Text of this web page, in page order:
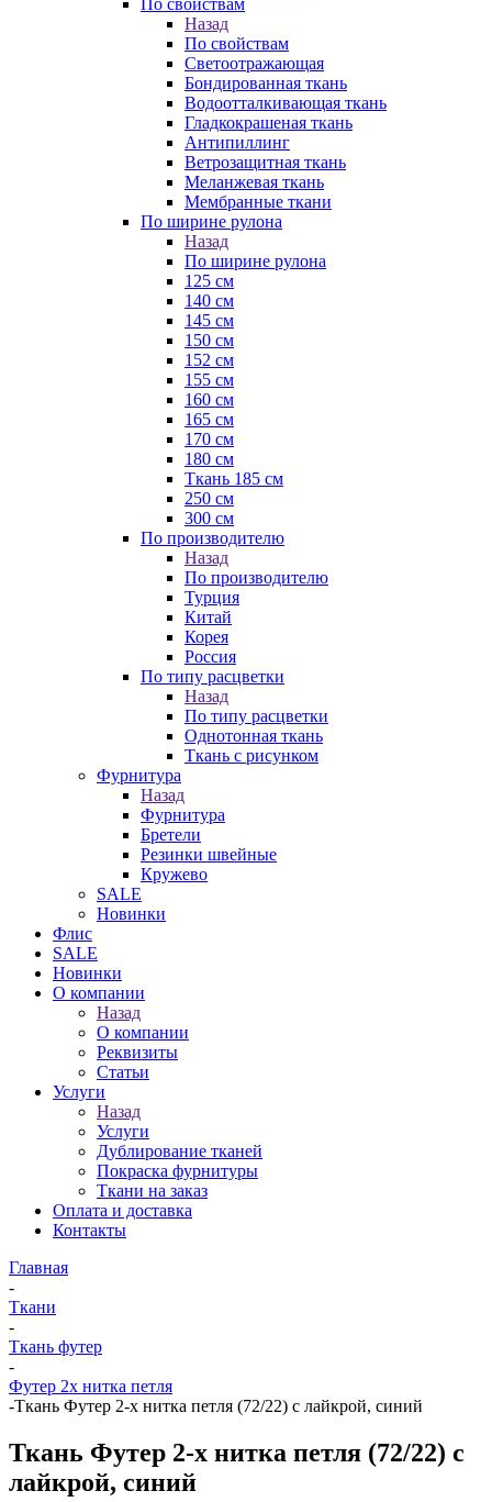
По свойствам
Назад
По свойствам
Светоотражающая
Бондированная ткань
Водоотталкивающая ткань
Гладкокрашеная ткань
Антипиллинг
Ветрозащитная ткань
Меланжевая ткань
Мембранные ткани
По ширине рулона
Назад
По ширине рулона
125 см
140 см
145 см
150 см
152 см
155 см
160 см
165 см
170 см
180 см
Ткань 185 см
250 см
300 см
По производителю
Назад
По производителю
Турция
Китай
Корея
Россия
По типу расцветки
Назад
По типу расцветки
Однотонная ткань
Ткань с рисунком
Фурнитура
Назад
Фурнитура
Бретели
Резинки швейные
Кружево
SALE
Новинки
Флис
SALE
Новинки
О компании
Назад
О компании
Реквизиты
Статьи
Услуги
Назад
Услуги
Дублирование тканей
Покраска фурнитуры
Ткани на заказ
Оплата и доставка
Контакты
Главная
-
Ткани
-
Ткань футер
-
Футер 2х нитка петля
-Ткань Футер 2-х нитка петля (72/22) с лайкрой, синий
Ткань Футер 2-х нитка петля (72/22) с
лайкрой, синий